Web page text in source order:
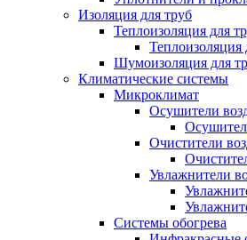
Изоляция для труб
Теплоизоляция для
Теплоизоляция
Шумоизоляция для
Климатические системы
Микроклимат
Осушители
Очистители
Увлажнители
Системы обогрева